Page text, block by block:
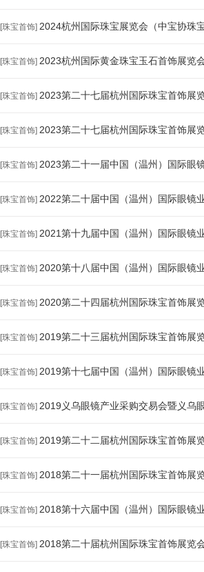
[珠宝首饰] 2024杭州国际珠宝展览会（中宝协珠
[珠宝首饰] 2023杭州国际黄金珠宝玉石首饰展览
[珠宝首饰] 2023第二十七届杭州国际珠宝首饰展
[珠宝首饰] 2023第二十七届杭州国际珠宝首饰展
[珠宝首饰] 2023第二十一届中国（温州）国际眼
[珠宝首饰] 2022第二十届中国（温州）国际眼镜
[珠宝首饰] 2021第十九届中国（温州）国际眼镜
[珠宝首饰] 2020第十八届中国（温州）国际眼镜
[珠宝首饰] 2020第二十四届杭州国际珠宝首饰展
[珠宝首饰] 2019第二十三届杭州国际珠宝首饰展
[珠宝首饰] 2019第十七届中国（温州）国际眼镜
[珠宝首饰] 2019义乌眼镜产业采购交易会暨义乌
[珠宝首饰] 2019第二十二届杭州国际珠宝首饰展
[珠宝首饰] 2018第二十一届杭州国际珠宝首饰展
[珠宝首饰] 2018第十六届中国（温州）国际眼镜
[珠宝首饰] 2018第二十届杭州国际珠宝首饰展览